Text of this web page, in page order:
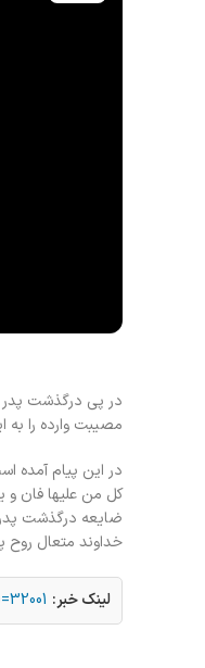
در پی درگذشت پدر
مصیبت وارده را به
در این پیام آمده
کل من علیها فان و
ضایعه درگذشت
خداوند متعال روح
لینک خبر: